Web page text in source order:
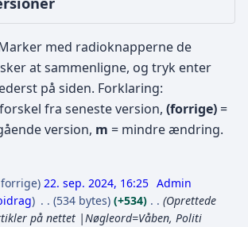
med radioknapperne de
at sammenligne, og tryk enter
på siden. Forklaring:
fra seneste version, (forrige) =
version, m = mindre ændring.
forrige 22. sep. 2024, 16:25 Admin
534 bytes +534
Oprettede
på nettet |Nøgleord=Våben, Politi